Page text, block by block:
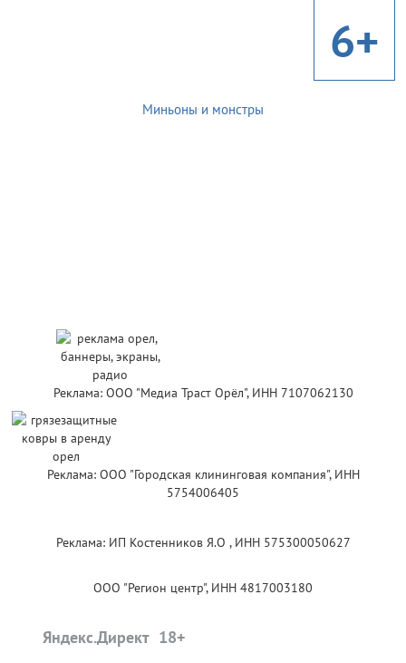
6+
Миньоны и монстры
Реклама: ООО "Медиа Траст Орёл", ИНН 7107062130
Реклама: ООО "Городская клининговая компания", ИНН
5754006405
Реклама: ИП Костенников Я.О , ИНН 575300050627
ООО "Регион центр", ИНН 4817003180
Яндекс.Директ